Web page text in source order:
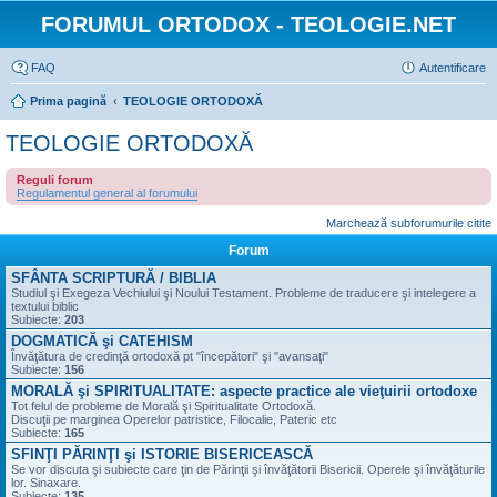
FORUMUL ORTODOX - TEOLOGIE.NET
FAQ Autentificare
Prima pagină TEOLOGIE ORTODOXĂ
TEOLOGIE ORTODOXĂ
Reguli forum
Regulamentul general al forumului
Marchează subforumurile citite
Forum
SFÂNTA SCRIPTURĂ / BIBLIA
Studiul şi Exegeza Vechiului şi Noului Testament. Probleme de traducere şi intelegere a
textului biblic
Subiecte: 203
DOGMATICĂ şi CATEHISM
Învăţătura de credinţă ortodoxă pt "începători" şi "avansaţi"
Subiecte: 156
MORALĂ şi SPIRITUALITATE: aspecte practice ale vieţuirii ortodoxe
Tot felul de probleme de Morală şi Spiritualitate Ortodoxă.
Discuţii pe marginea Operelor patristice, Filocalie, Pateric etc
Subiecte: 165
SFINŢI PĂRINŢI şi ISTORIE BISERICEASCĂ
Se vor discuta şi subiecte care ţin de Părinţii şi învăţătorii Bisericii. Operele şi învăţăturile
lor. Sinaxare.